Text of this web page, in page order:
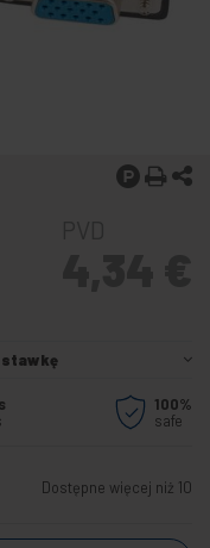
stawkę
100%
safe
Dostępne więcej niż 10